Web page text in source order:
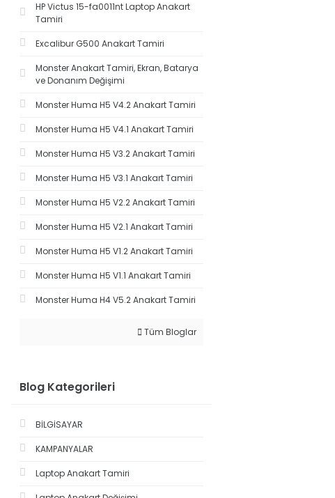
HP Victus 15-fa0011nt Laptop Anakart
Tamiri
Excalibur G500 Anakart Tamiri
Monster Anakart Tamiri, Ekran, Batarya
ve Donanım Değişimi
Monster Huma H5 V4.2 Anakart Tamiri
Monster Huma H5 V4.1 Anakart Tamiri
Monster Huma H5 V3.2 Anakart Tamiri
Monster Huma H5 V3.1 Anakart Tamiri
Monster Huma H5 V2.2 Anakart Tamiri
Monster Huma H5 V2.1 Anakart Tamiri
Monster Huma H5 V1.2 Anakart Tamiri
Monster Huma H5 V1.1 Anakart Tamiri
Monster Huma H4 V5.2 Anakart Tamiri
Tüm Bloglar
Blog Kategorileri
BİLGİSAYAR
KAMPANYALAR
Laptop Anakart Tamiri